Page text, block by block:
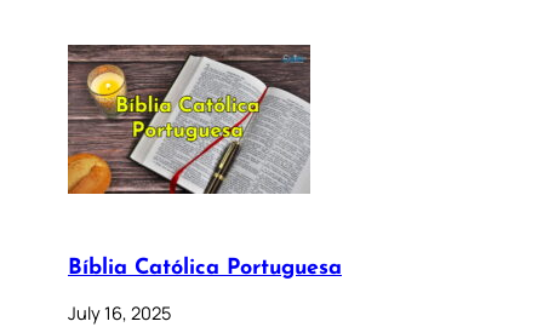
Bíblia Católica Portuguesa
July 16, 2025